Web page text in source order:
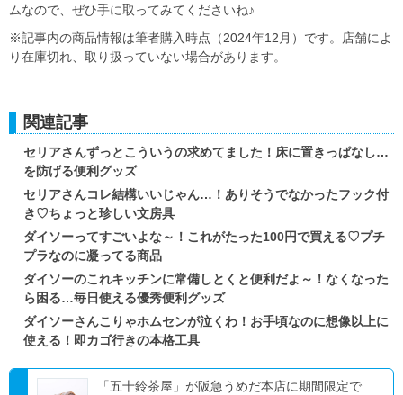
ムなので、ぜひ手に取ってみてくださいね♪
※記事内の商品情報は筆者購入時点（2024年12月）です。店舗によ
り在庫切れ、取り扱っていない場合があります。
関連記事
セリアさんずっとこういうの求めてました！床に置きっぱなし…
を防げる便利グッズ
セリアさんコレ結構いいじゃん…！ありそうでなかったフック付
き♡ちょっと珍しい文房具
ダイソーってすごいよな～！これがたった100円で買える♡プチ
プラなのに凝ってる商品
ダイソーのこれキッチンに常備しとくと便利だよ～！なくなった
ら困る…毎日使える優秀便利グッズ
ダイソーさんこりゃホムセンが泣くわ！お手頃なのに想像以上に
使える！即カゴ行きの本格工具
「五十鈴茶屋」が阪急うめだ本店に期間限定で